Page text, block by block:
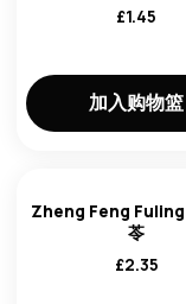
£1.45
加入购物篮
Zheng Feng Fuling
苓
£2.35